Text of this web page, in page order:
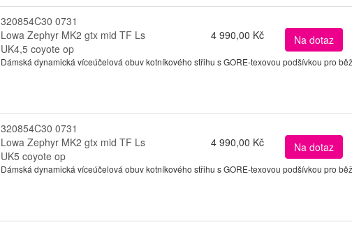
320854C30 0731
Lowa Zephyr MK2 gtx mid TF Ls
UK4,5 coyote op
4 990,00 Kč Na dotaz
Dámská dynamická víceúčelová obuv kotníkového střihu s GORE-texovou podšívkou pro
320854C30 0731
Lowa Zephyr MK2 gtx mid TF Ls
UK5 coyote op
4 990,00 Kč Na dotaz
Dámská dynamická víceúčelová obuv kotníkového střihu s GORE-texovou podšívkou pro